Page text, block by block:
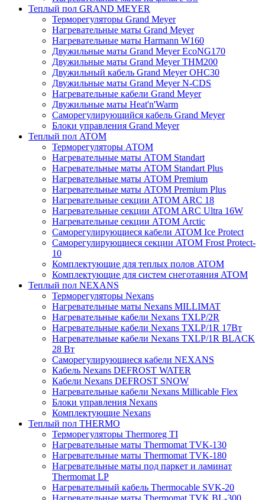
Теплый пол GRAND MEYER
Терморегуляторы Grand Meyer
Нагревательные маты Grand Meyer
Нагревательные маты Harmann W160
Двужильные маты Grand Meyer EcoNG170
Двужильные маты Grand Meyer THM200
Двужильный кабель Grand Meyer OHC30
Двужильные маты Grand Meyer N-CDS
Нагревательные кабели Grand Meyer
Двужильные маты Heat'n'Warm
Саморегулирующийся кабель Grand Meyer
Блоки управления Grand Meyer
Теплый пол ATOM
Терморегуляторы АТОМ
Нагревательные маты АТОМ Standart
Нагревательные маты АТОМ Standart Plus
Нагревательные маты АТОМ Premium
Нагревательные маты АТОМ Premium Plus
Нагревательные секции АТОМ ARC 18
Нагревательные секции ATOM ARC Ultra 16W
Нагревательные секции АТОМ Arctic
Саморегулирующиеся кабели ATOM Ice Protect
Саморегулирующиеся секции ATOM Frost Protect-
10
Комплектующие для теплых полов ATOM
Комплектующие для систем снеготаяния ATOM
Теплый пол NEXANS
Терморегуляторы Nexans
Нагревательные маты Nexans MILLIMAT
Нагревательные кабели Nexans TXLP/2R
Нагревательные кабели Nexans TXLP/1R 17Вт
Нагревательные кабели Nexans TXLP/1R BLACK
28 Вт
Саморегулирующиеся кабели NEXANS
Кабель Nexans DEFROST WATER
Кабели Nexans DEFROST SNOW
Нагревательные кабели Nexans Millicable Flex
Блоки управления Nexans
Комплектующие Nexans
Теплый пол THERMO
Терморегуляторы Thermoreg TI
Нагревательные маты Thermomat TVK-130
Нагревательные маты Thermomat TVK-180
Нагревательные маты под паркет и ламинат
Thermomat LP
Нагревательный кабель Thermocable SVK-20
Нагревательные маты Thermomat TVK BL-300